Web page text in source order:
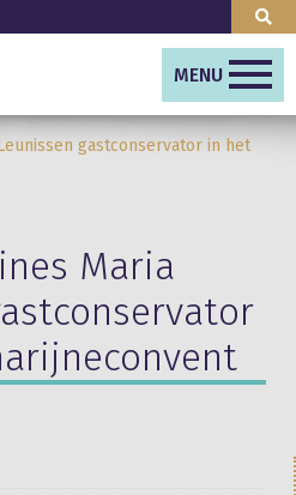
MENU
gastconservator in het
Maria